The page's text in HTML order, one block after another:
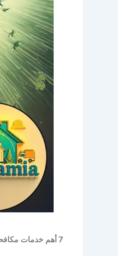
7 أهم خدمات مكافحة الحشرات في الخلفاوي